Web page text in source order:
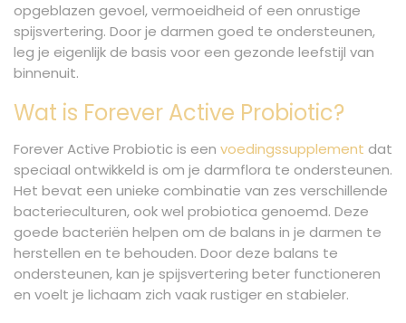
opgeblazen gevoel, vermoeidheid of een onrustige
spijsvertering. Door je darmen goed te ondersteunen,
leg je eigenlijk de basis voor een gezonde leefstijl van
binnenuit.
Wat is Forever Active Probiotic?
Forever Active Probiotic is een voedingssupplement dat
speciaal ontwikkeld is om je darmflora te ondersteunen.
Het bevat een unieke combinatie van zes verschillende
bacterieculturen, ook wel probiotica genoemd. Deze
goede bacteriën helpen om de balans in je darmen te
herstellen en te behouden. Door deze balans te
ondersteunen, kan je spijsvertering beter functioneren
en voelt je lichaam zich vaak rustiger en stabieler.